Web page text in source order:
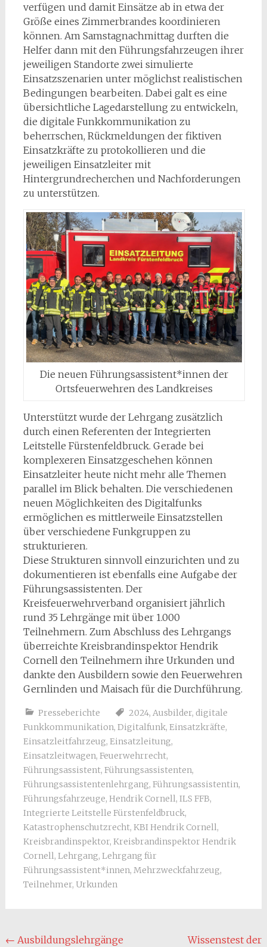
verfügen und damit Einsätze ab in etwa der
Größe eines Zimmerbrandes koordinieren
können. Am Samstagnachmittag durften die
Helfer dann mit den Führungsfahrzeugen ihrer
jeweiligen Standorte zwei simulierte
Einsatzszenarien unter möglichst realistischen
Bedingungen bearbeiten. Dabei galt es eine
übersichtliche Lagedarstellung zu entwickeln,
die digitale Funkkommunikation zu
beherrschen, Rückmeldungen der fiktiven
Einsatzkräfte zu protokollieren und die
jeweiligen Einsatzleiter mit
Hintergrundrecherchen und Nachforderungen
zu unterstützen.
Die neuen Führungsassistent*innen der
Ortsfeuerwehren des Landkreises
Unterstützt wurde der Lehrgang zusätzlich
durch einen Referenten der Integrierten
Leitstelle Fürstenfeldbruck. Gerade bei
komplexeren Einsatzgeschehen können
Einsatzleiter heute nicht mehr alle Themen
parallel im Blick behalten. Die verschiedenen
neuen Möglichkeiten des Digitalfunks
ermöglichen es mittlerweile Einsatzstellen
über verschiedene Funkgruppen zu
strukturieren.
Diese Strukturen sinnvoll einzurichten und zu
dokumentieren ist ebenfalls eine Aufgabe der
Führungsassistenten. Der
Kreisfeuerwehrverband organisiert jährlich
rund 35 Lehrgänge mit über 1.000
Teilnehmern. Zum Abschluss des Lehrgangs
überreichte Kreisbrandinspektor Hendrik
Cornell den Teilnehmern ihre Urkunden und
dankte den Ausbildern sowie den Feuerwehren
Gernlinden und Maisach für die Durchführung.
Presseberichte 2024, Ausbilder, digitale
Funkkommunikation, Digitalfunk, Einsatzkräfte,
Einsatzleitfahrzeug, Einsatzleitung,
Einsatzleitwagen, Feuerwehrrecht,
Führungsassistent, Führungsassistenten,
Führungsassistentenlehrgang, Führungsassistentin,
Führungsfahrzeuge, Hendrik Cornell, ILS FFB,
Integrierte Leitstelle Fürstenfeldbruck,
Katastrophenschutzrecht, KBI Hendrik Cornell,
Kreisbrandinspektor, Kreisbrandinspektor Hendrik
Cornell, Lehrgang, Lehrgang für
Führungsassistent*innen, Mehrzweckfahrzeug,
Teilnehmer, Urkunden
Post
← Ausbildungslehrgänge Wissenstest der